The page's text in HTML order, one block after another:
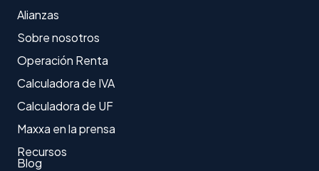
Alianzas
Sobre nosotros
Operación Renta
Calculadora de IVA
Calculadora de UF
Maxxa en la prensa
Recursos
Blog